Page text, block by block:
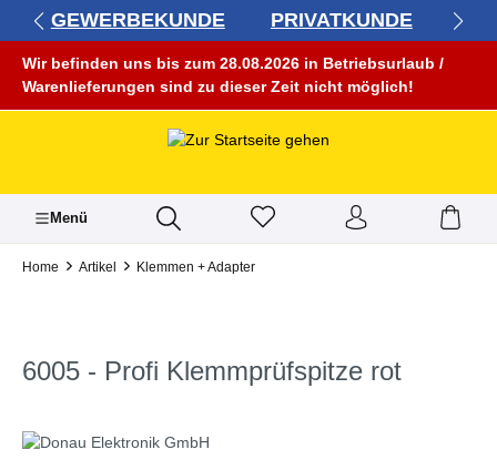
springen
GEWERBEKUNDE PRIVATKUNDE
Wir befinden uns bis zum 28.08.2026 in Betriebsurlaub /
Warenlieferungen sind zu dieser Zeit nicht möglich!
Menü
Home Artikel Klemmen + Adapter
6005 - Profi Klemmprüfspitze rot